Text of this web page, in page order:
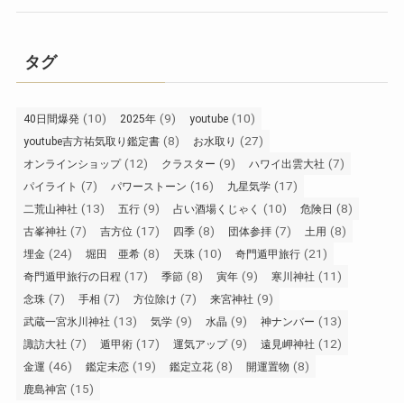
タグ
40日間爆発 (10) 2025年 (9) youtube (10)
youtube吉方祐気取り鑑定書 (8) お水取り (27)
オンラインショップ(12) クラスター (9) ハワイ出雲大社 (7)
パイライト (7) パワーストーン (16) 九星気学 (17)
二荒山神社 (13) 五行 (9) 占い酒場くじゃく (10) 危険日 (8)
古峯神社 (7) 吉方位 (17) 四季 (8) 団体参拝 (7) 土用 (8)
埋金 (24) 堀田 亜希 (8) 天珠 (10) 奇門遁甲旅行 (21)
奇門遁甲旅行の日程 (17) 季節 (8) 寅年 (9) 寒川神社 (11)
念珠 (7) 手相 (7) 方位除け (7) 来宮神社 (9)
武蔵一宮氷川神社 (13) 気学 (9) 水晶 (9) 神ナンバー (13)
諏訪大社 (7) 遁甲術 (17) 運気アップ(9) 遠見岬神社 (12)
金運 (46) 鑑定未恋 (19) 鑑定立花 (8) 開運置物 (8)
鹿島神宮 (15)